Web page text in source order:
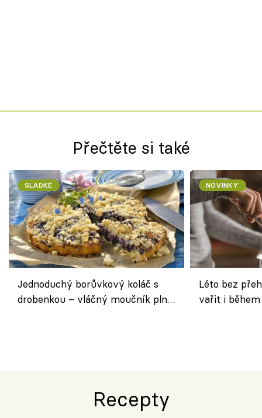
Přečtěte si také
SLADKÉ
Jednoduchý borůvkový koláč s
drobenkou – vláčný moučník plný
NOVINKY
Léto bez
vařit i
Recepty